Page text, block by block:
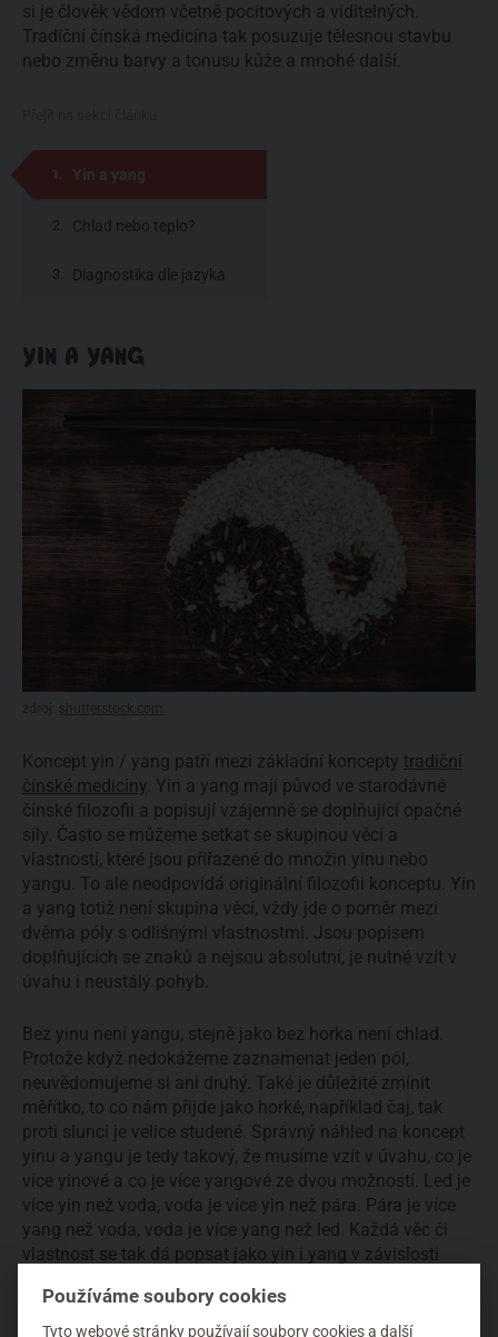
si je člověk vědom včetně pocitových a viditelných.
Tradiční čínská medicína tak posuzuje tělesnou stavbu
nebo změnu barvy a tonusu kůže a mnohé další.
Yin a yang
Chlad nebo teplo?
Diagnostika dle jazyka
YIN A YANG
Koncept yin / yang patří mezi základní koncepty tradiční
čínské medicíny . Yin a yang mají původ ve starodávné
čínské filozofii a popisují vzájemně se doplňující opačné
síly. Často se můžeme setkat se skupinou věcí a
vlastností, které jsou přiřazené do množin yinu nebo
yangu. To ale neodpovídá originální filozofii konceptu. Yin
a yang totiž není skupina věcí, vždy jde o poměr mezi
dvěma póly s odlišnými vlastnostmi. Jsou popisem
doplňujících se znaků a nejsou absolutní, je nutné vzít v
úvahu i neustálý pohyb.
Bez yinu není yangu, stejně jako bez horka není chlad.
Protože když nedokážeme zaznamenat jeden pól,
neuvědomujeme si ani druhý. Také je důležité zmínit
měřítko, to co nám přijde jako horké, například čaj, tak
proti slunci je velice studené. Správný náhled na koncept
yinu a yangu je tedy takový, že musíme vzít v úvahu, co je
více yinové a co je více yangové ze dvou možností. Led je
více yin než voda, voda je více yin než pára. Pára je více
yang než voda, voda je více yang než led. Každá věc či
vlastnost se tak dá popsat jako yin i yang v závislosti
V pojetí tradiční čínské medicíny tento koncept
Používáme soubory cookies
Tyto webové stránky používají soubory cookies a další